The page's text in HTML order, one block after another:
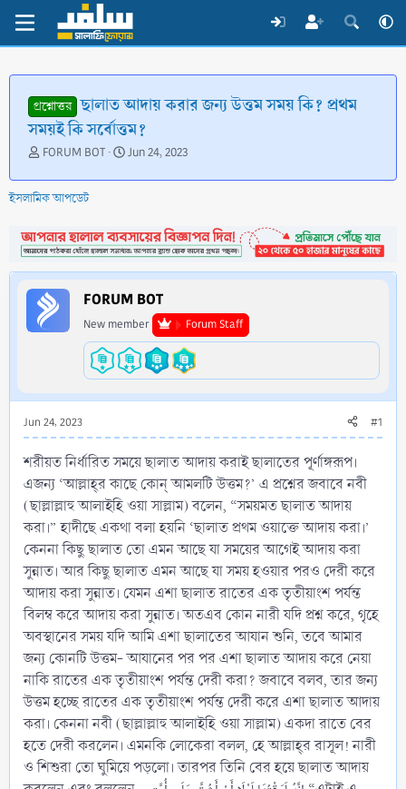
প্রশ্নোত্তর ছালাত আদায় করার জন্য উত্তম সময় কি? প্রথম
সময়ই কি সর্বোত্তম?
T
r
e
d
s
t
a
r
t
FORUM BOT
S
a
d
a
t
e
Jun 24, 2023
ইসলামিক আপডেট
FORUM BOT
New member Forum Staff
Jun 24, 2023 #1
শরীয়ত নির্ধারিত সময়ে ছালাত আদায় করাই ছালাতের পূর্ণাঙ্গরূপ।
এজন্য ‘আল্লাহ্‌র কাছে কোন্‌ আমলটি উত্তম?’ এ প্রশ্নের জবাবে নবী
(ছাল্লাল্লাহু আলাইহি ওয়া সাল্লাম) বলেন, “সময়মত ছালাত আদায়
করা।” হাদীছে একথা বলা হয়নি ‘ছালাত প্রথম ওয়াক্তে আদায় করা।’
কেননা কিছু ছালাত তো এমন আছে যা সময়ের আগেই আদায় করা
সুন্নাত। আর কিছু ছালাত এমন আছে যা সময় হওয়ার পরও দেরী করে
আদায় করা সুন্নাত। যেমন এশা ছালাত রাতের এক তৃতীয়াংশ পর্যন্ত
বিলম্ব করে আদায় করা সুন্নাত। অতএব কোন নারী যদি প্রশ্ন করে, গৃহে
অবস্থানের সময় যদি আমি এশা ছালাতের আযান শুনি, তবে আমার
জন্য কোনটি উত্তম- আযানের পর পর এশা ছালাত আদায় করে নেয়া
নাকি রাতের এক তৃতীয়াংশ পর্যন্ত দেরী করা? জবাবে বলব, তার জন্য
উত্তম হচ্ছে রাতের এক তৃতীয়াংশ পর্যন্ত দেরী করে এশা ছালাত আদায়
করা। কেননা নবী (ছাল্লাল্লাহু আলাইহি ওয়া সাল্লাম) একদা রাতে বের
হতে দেরী করলেন। এমনকি লোকেরা বলল, হে আল্লাহ্‌র রাসূল! নারী
ও শিশুরা তো ঘুমিয়ে পড়লো। তারপর তিনি বের হয়ে ছালাত আদায়